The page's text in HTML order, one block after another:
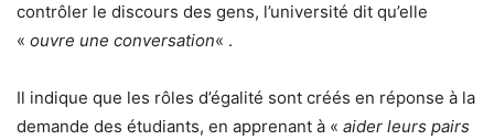
contrôler le discours des gens, l’université dit qu’elle
« ouvre une conversation« .
Il indique que les rôles d’égalité sont créés en réponse à la
demande des étudiants, en apprenant à « aider leurs pairs